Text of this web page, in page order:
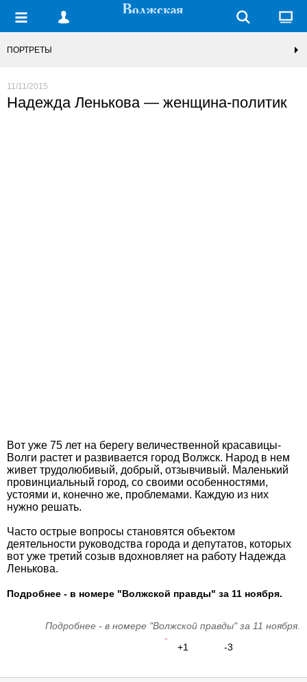
ПОРТРЕТЫ
11/11/2015
Надежда Ленькова — женщина-политик
Вот уже 75 лет на берегу величественной красавицы-
Волги растет и развивается город Волжск. Народ в нем
живет трудолюбивый, добрый, отзывчивый. Маленький
провинциальный город, со своими особенностями,
устоями и, конечно же, проблемами. Каждую из них
нужно решать.
Часто острые вопросы становятся объектом
деятельности руководства города и депутатов, которых
вот уже третий созыв вдохновляет на работу Надежда
Ленькова.
Подробнее - в номере "Волжской правды" за 11 ноября.
Подробнее - в номере "Волжской правды" за 11 ноября.
+1
-3